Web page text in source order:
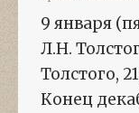
9 января
Л.Н.
Толстого,
Конец